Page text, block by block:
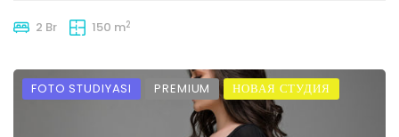
2 Br 150 m2
FOTO STUDIYASI PREMIUM НОВАЯ СТУДИЯ